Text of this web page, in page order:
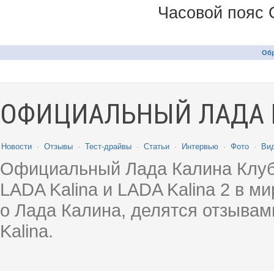
Часовой пояс
ОФИЦИАЛЬНЫЙ ЛАДА
Новости · Отзывы · Тест-драйвы · Статьи · Интервью · Фото ·
Официальный Лада Калина
LADA Kalina и LADA Kalina 2 в
о Лада Калина, делятся
Kalina.